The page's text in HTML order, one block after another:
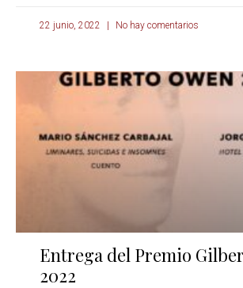
22 junio, 2022 No hay comentarios
Entrega del Premio
2022